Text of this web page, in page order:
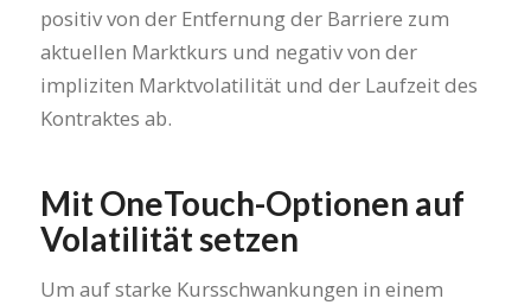
positiv von der Entfernung der Barriere zum
aktuellen Marktkurs und negativ von der
impliziten Marktvolatilität und der Laufzeit des
Kontraktes ab.
Mit OneTouch-Optionen auf
Volatilität setzen
Um auf starke Kursschwankungen in einem